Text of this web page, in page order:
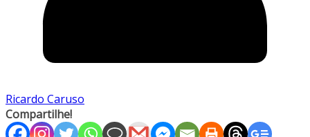
Ricardo Caruso
Compartilhe!